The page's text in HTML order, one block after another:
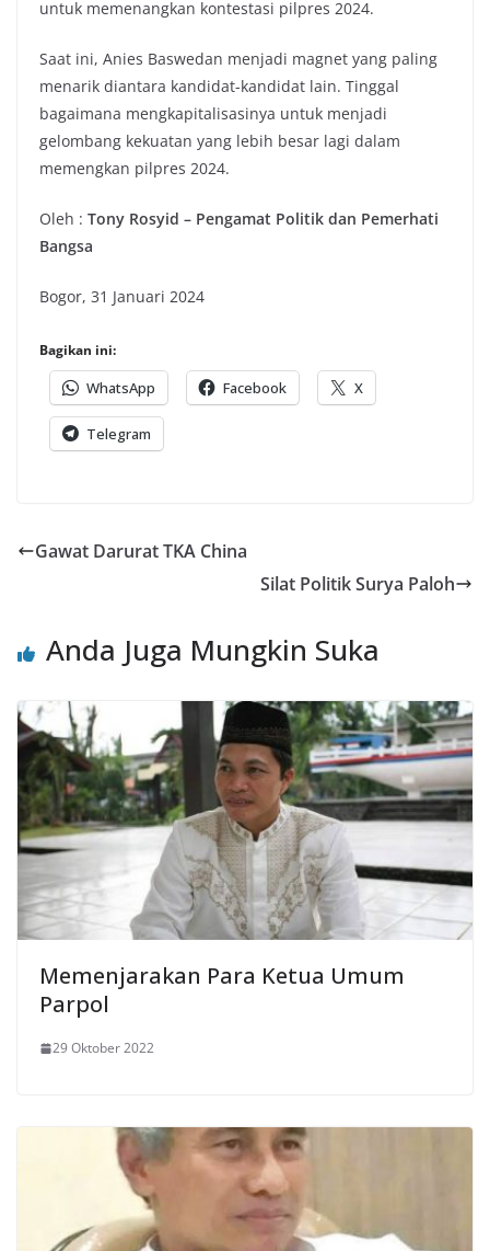
untuk memenangkan kontestasi pilpres 2024.
Saat ini, Anies Baswedan menjadi magnet yang paling
menarik diantara kandidat-kandidat lain. Tinggal
bagaimana mengkapitalisasinya untuk menjadi
gelombang kekuatan yang lebih besar lagi dalam
memengkan pilpres 2024.
Oleh : Tony Rosyid – Pengamat Politik dan Pemerhati
Bangsa
Bogor, 31 Januari 2024
Bagikan ini:
WhatsApp Facebook X
Telegram
Gawat Darurat TKA China
Silat Politik Surya Paloh
Anda Juga Mungkin Suka
Memenjarakan Para Ketua Umum
Parpol
29 Oktober 2022